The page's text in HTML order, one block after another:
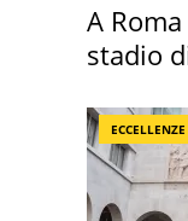
A
stadio
ECCELLENZE